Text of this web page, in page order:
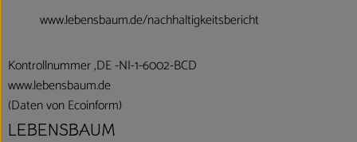
www.lebensbaum.de/nachhaltigkeitsbericht
Kontrollnummer ,DE -NI-1-6002-BCD
www.lebensbaum.de
(Daten von Ecoinform)
LEBENSBAUM